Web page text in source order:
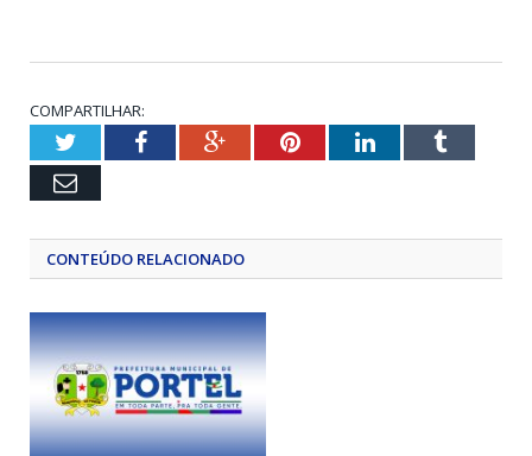
COMPARTILHAR:
TwitterFacebookGoogle+PinterestLinkedInTumblr
Email
CONTEÚDO RELACIONADO